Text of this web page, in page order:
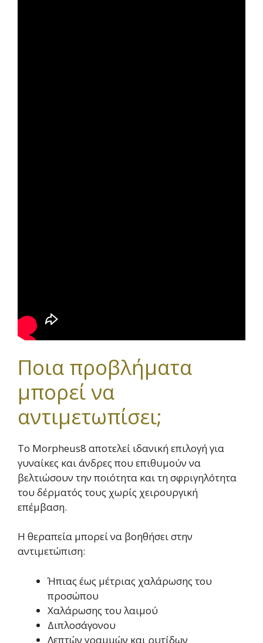
Ποια προβλήματα
μπορεί να
αντιμετωπίσει;
Το Morpheus8 αποτελεί ιδανική επιλογή για
γυναίκες και άνδρες που επιθυμούν να
βελτιώσουν την ποιότητα και τη σφριγηλότητα
του δέρματός τους χωρίς χειρουργική
επέμβαση.
Η θεραπεία μπορεί να βοηθήσει στην
αντιμετώπιση:
Ήπιας έως μέτριας χαλάρωσης του
προσώπου
Χαλάρωσης του λαιμού
Διπλοσάγονου
Λεπτών γραμμών και ρυτίδων